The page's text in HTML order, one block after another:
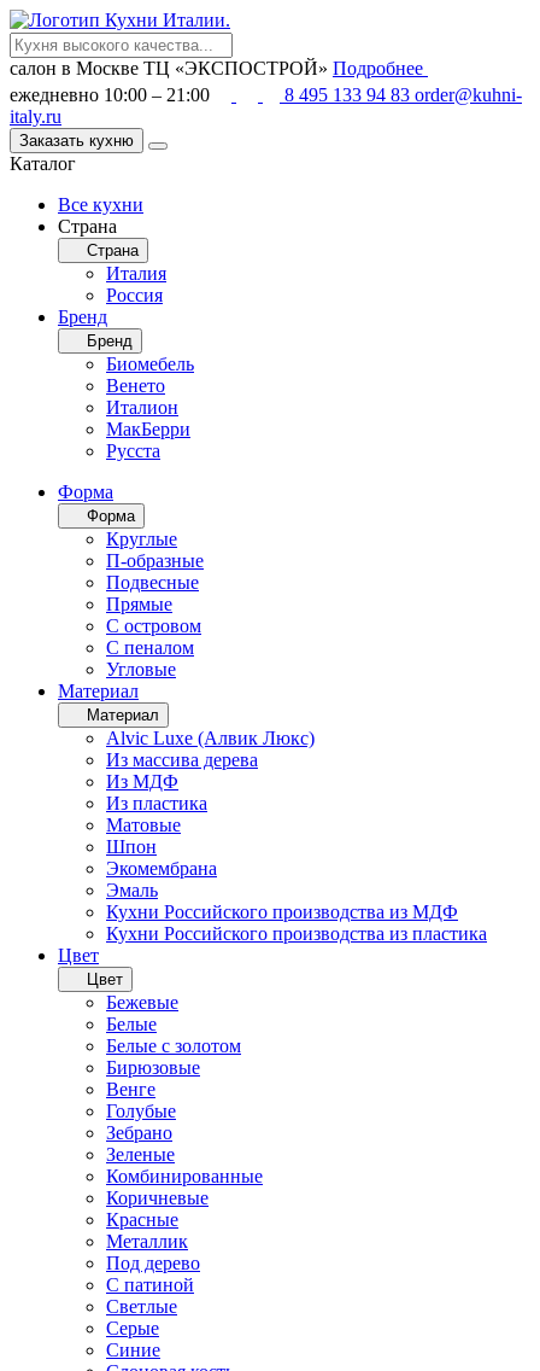
салон в Москве ТЦ «ЭКСПОСТРОЙ» Подробнее
ежедневно 10:00 – 21:00
8 495 133 94 83 order@kuhni-
italy.ru
Заказать кухню
Каталог
Все кухни
Страна
Страна
Италия
Россия
Бренд
Бренд
Биомебель
Венето
Италион
МакБерри
Русста
Форма
Форма
Круглые
П-образные
Подвесные
Прямые
С островом
С пеналом
Угловые
Материал
Материал
Alvic Luxe (Алвик Люкс)
Из массива дерева
Из МДФ
Из пластика
Матовые
Шпон
Экомембрана
Эмаль
Кухни Российского производства из МДФ
Кухни Российского производства из пластика
Цвет
Цвет
Бежевые
Белые
Белые с золотом
Бирюзовые
Венге
Голубые
Зебрано
Зеленые
Комбинированные
Коричневые
Красные
Металлик
Под дерево
С патиной
Светлые
Серые
Синие